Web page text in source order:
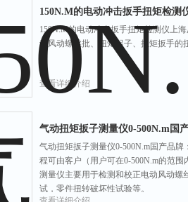
150N.M的电动冲击扳手扭矩检测
150N.M的电动冲击扳手扭矩检测仪上
动风动螺丝批、扭矩起子、扭矩扳手的
查看详细介绍
气动扭矩扳子测量仪0-500N.m国
气动扭矩扳子测量仪0-500N.m国产品
程可由客户（用户可在0-500N.m的范
测量仪主要用于检测和校正电动风动螺
试，零件扭转破坏性试验等。